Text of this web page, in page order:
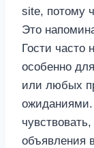
site, потому
Это
Гости часто
особенно
или любых
объявления